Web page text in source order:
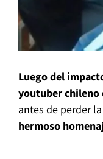
Luego del
youtuber chileno
antes de perder
hermoso